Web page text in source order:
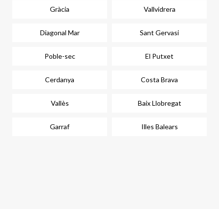
Gràcia Vallvidrera
Diagonal Mar Sant Gervasi
Poble-sec El Putxet
Cerdanya Costa Brava
Vallès Baix Llobregat
Garraf Illes Balears